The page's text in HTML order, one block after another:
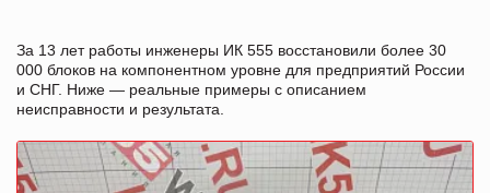
За 13 лет работы инженеры ИК 555 восстановили более 30
000 блоков на компонентном уровне для предприятий России
и СНГ. Ниже — реальные примеры с описанием
неисправности и результата.